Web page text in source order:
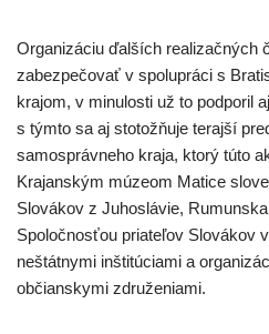
Organizáciu ďalších realizačných
zabezpečovať v spolupráci s
krajom, v minulosti už to podporil
s týmto sa aj stotožňuje terajší
samosprávneho kraja, ktorý túto
Krajanským múzeom Matice
Slovákov z Juhoslávie,
Spoločnosťou priateľov Slovákov
neštátnymi inštitúciami a
občianskymi združeniami.